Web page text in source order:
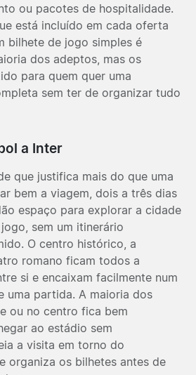
ou pacotes de hospitalidade.
está incluído em cada oferta
bilhete de jogo simples é
dos adeptos, mas os
para quem quer uma
sem ter de organizar tudo
a Inter
que justifica mais do que uma
bem a viagem, dois a três dias
espaço para explorar a cidade
sem um itinerário
O centro histórico, a
romano ficam todos a
si e encaixam facilmente num
uma partida. A maioria dos
ou no centro fica bem
ao estádio sem
a visita em torno do
organiza os bilhetes antes de